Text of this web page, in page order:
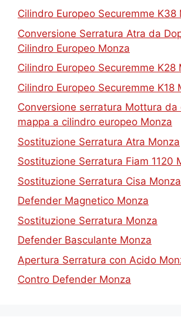
Cilindro Europeo Securemme K38
Conversione Serratura Atra da
Cilindro Europeo Monza
Cilindro Europeo Securemme K28
Cilindro Europeo Securemme K18
Conversione serratura Mottura da
mappa a cilindro europeo Monza
Sostituzione Serratura Atra Monza
Sostituzione Serratura Fiam 1120
Sostituzione Serratura Cisa Monza
Defender Magnetico Monza
Sostituzione Serratura Monza
Defender Basculante Monza
Apertura Serratura con Acido
Contro Defender Monza